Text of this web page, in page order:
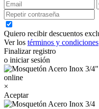
Quiero recibir descuentos
Ver los términos y condiciones
Finalizar registro
o iniciar sesión
×
Aceptar